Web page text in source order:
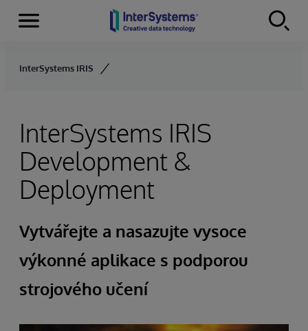
Skip to content
Menu
InterSystems IRIS
InterSystems IRIS
Development &
Deployment
Vytvářejte a nasazujte vysoce
výkonné aplikace s podporou
strojového učení